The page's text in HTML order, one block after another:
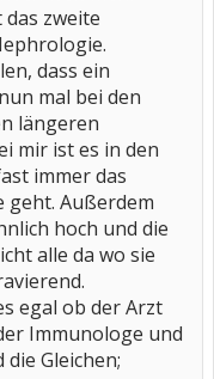
zweite
dass ein
mal bei den
längeren
mir ist es in den
immer das
geht. Außerdem
hoch und die
alle da wo sie
egal ob der Arzt
Immunologe und
Gleichen;